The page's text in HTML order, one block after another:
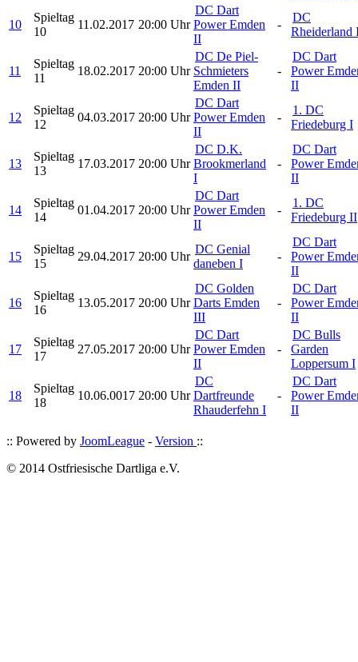
10
Spieltag
10
11.02.2017 20:00 Uhr
DC Dart
Power Emden
II
-
DC
Rheiderland
11
Spieltag
11
18.02.2017 20:00 Uhr
DC De Piel-
Schmieters
Emden II
-
DC Dart
Power
II
12
Spieltag
12
04.03.2017 20:00 Uhr
DC Dart
Power Emden
II
-
1. DC
Friedeburg I
13
Spieltag
13
17.03.2017 20:00 Uhr
DC D.K.
Brookmerland
I
-
DC Dart
Power
II
14
Spieltag
14
01.04.2017 20:00 Uhr
DC Dart
Power Emden
II
-
1. DC
Friedeburg II
15
Spieltag
15
29.04.2017 20:00 Uhr
DC Genial
daneben I
-
DC Dart
Power
II
16
Spieltag
16
13.05.2017 20:00 Uhr
DC Golden
Darts Emden
III
-
DC Dart
Power
II
17
Spieltag
17
27.05.2017 20:00 Uhr
DC Dart
Power Emden
II
-
DC Bulls
Garden
Loppersum I
18
Spieltag
18
10.06.0017 20:00 Uhr
DC
Dartfreunde
Rhauderfehn I
-
DC Dart
Power
II
:: Powered by JoomLeague - Version ::
© 2014 Ostfriesische Dartliga e.V.